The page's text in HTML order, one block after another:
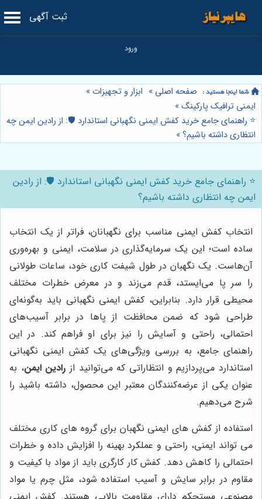
ثبت آگهی
صفحه اصلی » ابزار و تجهیزات »
ایمنی ترافیک پارکینگ»
⭐️ راهنمای جامع خرید کفش ایمنی نگهبانی استاندارد 🛡️: از رادین ایمن چه
انتظاری داشته باشیم؟»
⭐️ راهنمای جامع خرید کفش ایمنی نگهبانی استاندارد 🛡️: از رادین
ایمن چه انتظاری داشته باشیم؟
انتخاب کفش ایمنی مناسب برای نگهبانان، فراتر از یک انتخاب
ساده است؛ این یک سرمایه‌گذاری در سلامت، ایمنی و بهره‌وری
آن‌هاست. یک نگهبان در طول شیفت کاری خود، ساعات طولانی
را سر پا می‌ایستد، قدم می‌زند و در معرض خطرات مختلف
محیطی قرار دارد. بنابراین، کفش ایمنی نگهبانی باید به‌گونه‌ای
طراحی شود که ضمن محافظت از پاها در برابر آسیب‌های
احتمالی، راحتی و آسایش را نیز برای او فراهم کند. در این
راهنمای جامع، به بررسی ویژگی‌های یک کفش ایمنی نگهبانی
استاندارد می‌پردازیم و انتظاراتی که می‌توانید از رادین ایمن، به
عنوان یکی از عرضه‌کنندگان معتبر این محصول، داشته باشید را
شرح می‌دهیم.
استفاده از کفش های ایمنی نگهبان برای گروه های کاری مختلف
می تواند ایمنی، راحتی و عملکرد بهینه را افزایش داده و خطرات
احتمالی را کاهش دهد. کفش کار کارگری باید از مواد با کیفیت و
مقاوم در برابر سایش و آسیب استفاده شود، مثل چرم یا مواد